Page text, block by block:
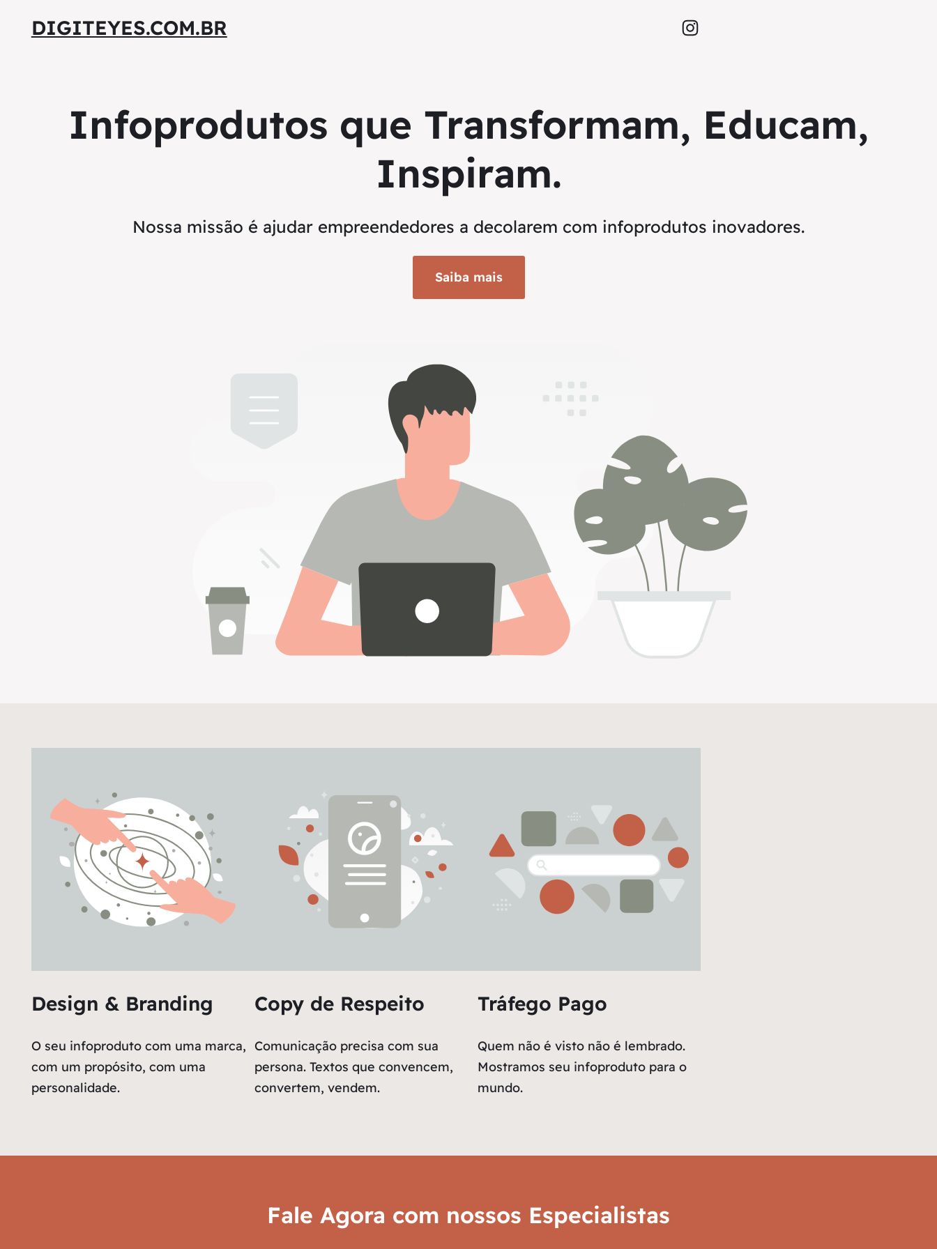
DIGITEYES.COM.BR Instagram
Infoprodutos que Transformam, Educam,
Inspiram.
Nossa missão é ajudar empreendedores a decolarem com infoprodutos inovadores.
Saiba mais
Design & Branding
O seu infoproduto com uma marca,
com um propósito, com uma
personalidade.
Copy de Respeito
Comunicação precisa com sua
persona. Textos que convencem,
convertem, vendem.
Tráfego Pago
Quem não é visto não é lembrado.
Mostramos seu infoproduto para o
mundo.
Fale Agora com nossos Especialistas